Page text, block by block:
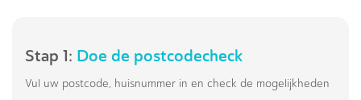
Stap 1: Doe de postcodecheck
Vul uw postcode, huisnummer in en check de mogelijkheden